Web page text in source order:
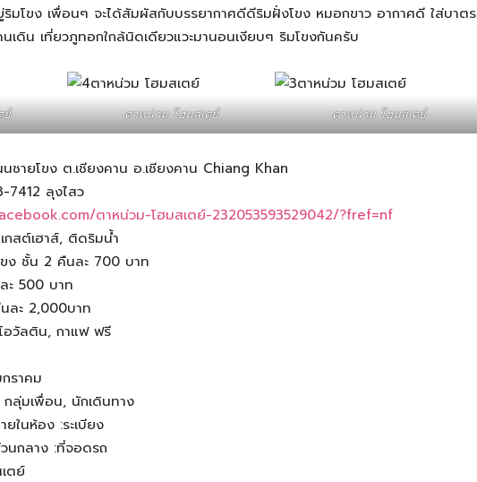
มโขง เพื่อนๆ จะได้สัมผัสกับบรรยากาศดีดีริมฝั่งโขง หมอกขาว อากาศดี ใส่บาตร
เดิน เที่ยวภูทอกใกล้นิดเดียวแวะมานอนเงียบๆ ริมโขงกันครับ
ย์ ตาหน่วม โฮมสเตย์ ตาหน่วม โฮมสเตย์
ายโขง ต.เชียงคาน อ.เชียงคาน Chiang Khan
7412 ลุงไสว
ตาหน่วม-โฮมสเตย์-232053593529042/?fref=nf
กสต์เฮาส์, ติดริมน้ำ
ง ชั้น 2 คืนละ 700 บาท
ะ 500 บาท
ละ 2,000บาท
อวัลติน, กาแฟ ฟรี
ราคม
กลุ่มเพื่อน, นักเดินทาง
ในห้อง :ระเบียง
นกลาง :ที่จอดรถ
ตย์